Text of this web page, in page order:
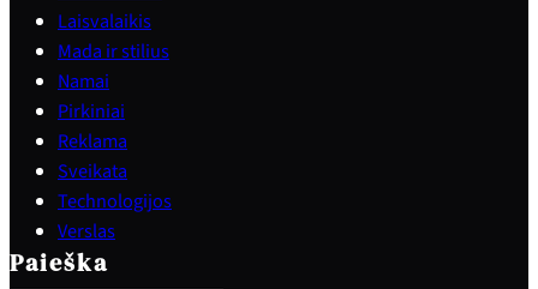
Laisvalaikis
Mada ir stilius
Namai
Pirkiniai
Reklama
Sveikata
Technologijos
Verslas
Paieška
e
a